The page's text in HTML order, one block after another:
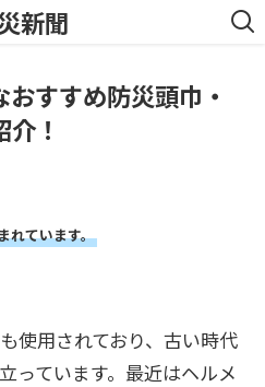
新聞
すすめ防災頭巾・
！
れています。
使用されており、古い時代
っています。最近はヘルメ